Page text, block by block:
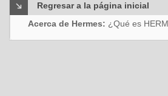
Regresar a la página inicial
Acerca de Hermes: ¿Qué es